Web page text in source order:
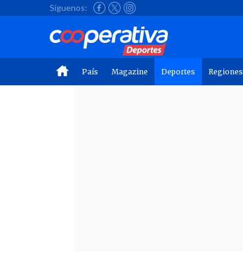
Síguenos:
País Magazine Deportes Regiones